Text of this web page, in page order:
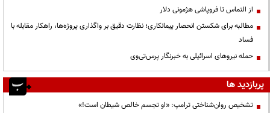
از التماس تا فروپاشی هژمونی دلار
مطالبه برای شکستن انحصار پیمانکاری؛ نظارت دقیق بر واگذاری پروژه‌ها، راهکار مقابله با
فساد
حمله نیروهای اسرائیلی به خبرنگار پرس‌تی‌وی
پربازدید ها
تشخیص روان‌شناختی ترامپ: «او تجسم خالص شیطان است!»